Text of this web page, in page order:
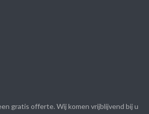
gratis offerte. Wij komen vrijblijvend bij u